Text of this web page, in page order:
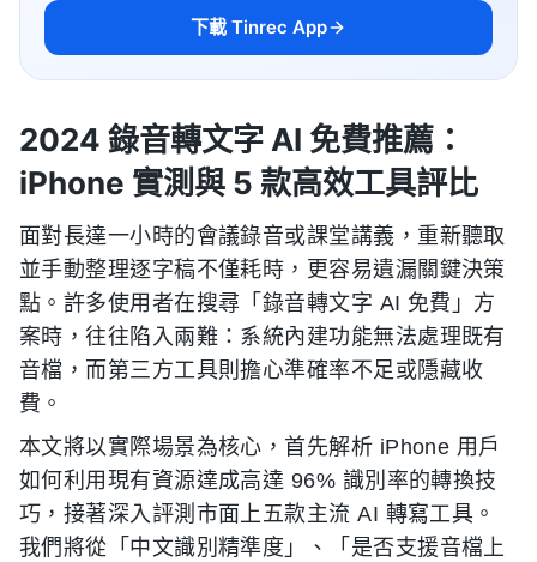
下載 Tinrec App
2024 錄音轉文字 AI 免費推薦：
iPhone 實測與 5 款高效工具評比
面對長達一小時的會議錄音或課堂講義，重新聽取
並手動整理逐字稿不僅耗時，更容易遺漏關鍵決策
點。許多使用者在搜尋「錄音轉文字 AI 免費」方
案時，往往陷入兩難：系統內建功能無法處理既有
音檔，而第三方工具則擔心準確率不足或隱藏收
費。
本文將以實際場景為核心，首先解析 iPhone 用戶
如何利用現有資源達成高達 96% 識別率的轉換技
巧，接著深入評測市面上五款主流 AI 轉寫工具。
我們將從「中文識別精準度」、「是否支援音檔上